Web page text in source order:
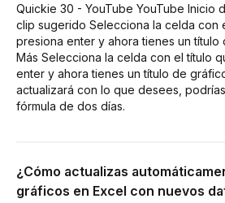
Quickie 30 - YouTube YouTube Inicio
clip sugerido Selecciona la celda con
presiona enter y ahora tienes un título
Más Selecciona la celda con el título
enter y ahora tienes un título de
actualizará con lo que desees,
fórmula de dos días.
¿Cómo actualizas
gráficos en Excel con nuevos